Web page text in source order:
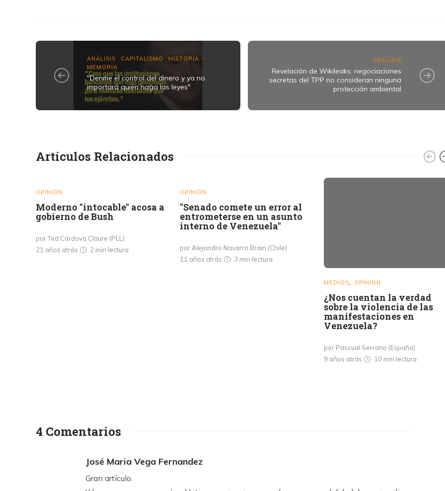
ANÁLISIS CAPITALISMO
HISTORIA -
MEMORIA
"Denme el control del dinero y ya no
importará quién haga las leyes"
ANÁLISIS
Revelación de Wikileaks: negociaciones
secretas del TPP no consideran ninguna
protección ambiental
Artículos Relacionados
OPINIÓN
Moderno "intocable" acosa a
gobierno de Bush
por Ted Córdova Claure (PLL)
21 años atrás
2 min lectura
OPINIÓN
"Senado comete un error al
entrometerse en un asunto
interno de Venezuela"
por Alejandro Navarro Brain (Chile)
11 años atrás
3 min lectura
MEDIOS OPINIÓN
¿Nos cuentan la verdad
sobre la violencia de las
manifestaciones en
Venezuela?
por Pascual Serrano (España)
9 años atrás
10 min lectura
4 Comentarios
José Maria Vega Fernandez
Gran artículo.